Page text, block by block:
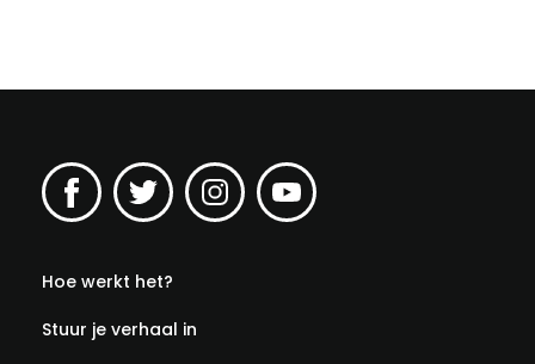
Hoe werkt het?
Stuur je verhaal in